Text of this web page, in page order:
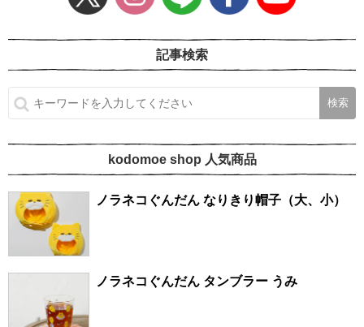
記事検索
kodomoe shop 人気商品
ノラネコぐんだん なりきり帽子（大、小）
ノラネコぐんだん タンブラー うみ